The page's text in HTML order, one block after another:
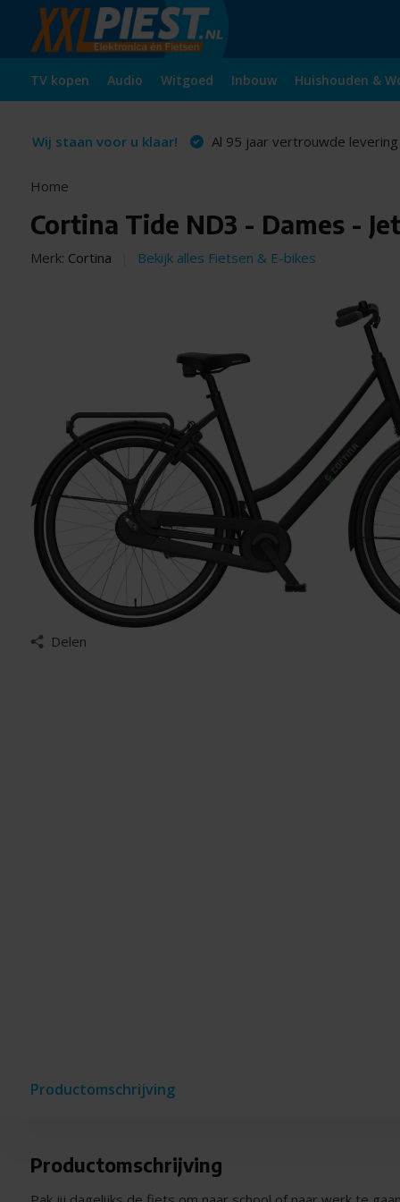
TV kopen Audio Witgoed Inbouw Huishouden &
Wij staan voor u klaar! Al 95 jaar vertrouwde
Home
Cortina Tide ND3 - Dames -
Merk: Cortina Bekijk alles Fietsen & E-bikes
Delen
Productomschrijving
Productomschrijving